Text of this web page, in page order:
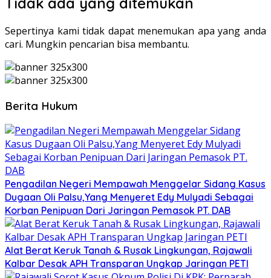
Sepertinya kami tidak dapat menemukan apa yang anda
cari. Mungkin pencarian bisa membantu.
Berita Hukum
Pengadilan Negeri Mempawah Menggelar Sidang Kasus
Dugaan Oli Palsu,Yang Menyeret Edy Mulyadi Sebagai
Korban Penipuan Dari Jaringan Pemasok PT. DAB
Alat Berat Keruk Tanah & Rusak Lingkungan, Rajawali
Kalbar Desak APH Transparan Ungkap Jaringan PETI